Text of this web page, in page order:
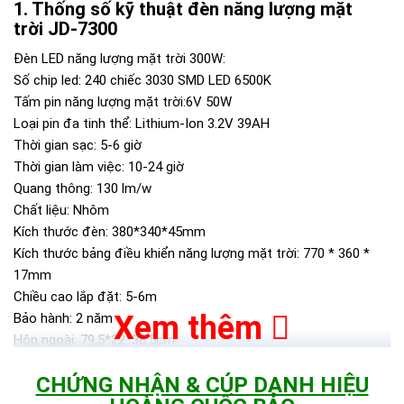
Thống số kỹ thuật đèn năng lượng mặt
trời JD-7300
Đèn LED năng lượng mặt trời 300W:
Số chip led: 240 chiếc 3030 SMD LED 6500K
Tấm pin năng lượng mặt trời:6V 50W
Loại pin đa tinh thể: Lithium-Ion 3.2V 39AH
Thời gian sạc: 5-6 giờ
Thời gian làm việc: 10-24 giờ
Quang thông: 130 lm/w
Chất liệu: Nhôm
Kích thước đèn: 380*340*45mm
Kích thước bảng điều khiển năng lượng mặt trời: 770 * 360 *
17mm
Chiều cao lắp đặt: 5-6m
Bảo hành: 2 năm
Hộp ngoài: 79,5*22*38,5cmXem thêm
CHỨNG NHẬN & CÚP DANH HIỆU